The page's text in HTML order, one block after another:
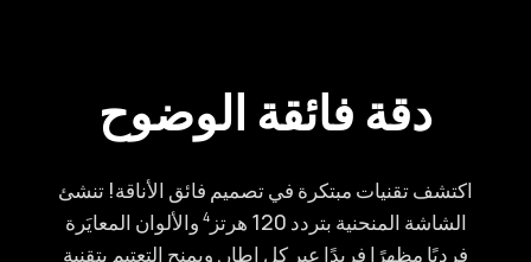
دقة فائقة الوضوح
اكتشف تقنيات مبتكرة في تصميم فائق الأناقة! تنشئ
الشاشة المنحنية بتردد 120 هرتز⁠
4 والألوان المعايَرة
فرديًا مظهرًا فريدًا عبر كل إطار. ويمنح التعتيم بتقنية